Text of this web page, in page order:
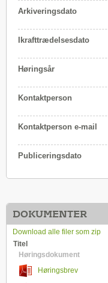
Arkiveringsdato
Ikrafttrædelsesdato
Høringsår
Kontaktperson
Kontaktperson e-mail
Publiceringsdato
DOKUMENTER
Download alle filer som zip
Titel
Høringsdokument
Høringsbrev